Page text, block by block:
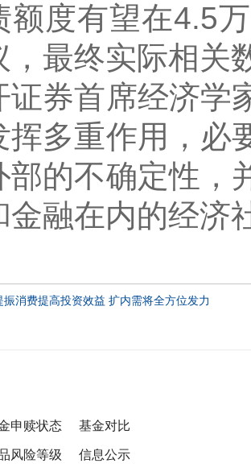
额度有望在4.5
，最终实际相关
证券首席经济学
挥多重作用，必
部的不确定性，
金融在内的经济
振消费提高投资效益 扩内需将全方位发力
申赎状态
风险等级
基金对比
信息公示